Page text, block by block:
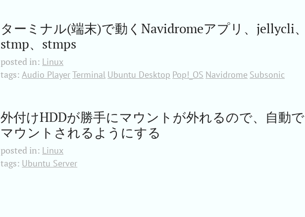
ターミナル(端末)で動くNavidromeアプリ、jellycli、
stmp、stmps
posted in: Linux
tags:Audio PlayerTerminal Ubuntu Desktop Pop!_OS Navidrome Subsonic
外付けHDDが勝手にマウントが外れるので、自動で
マウントされるようにする
posted in: Linux
tags: Ubuntu Server